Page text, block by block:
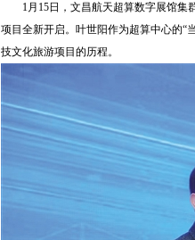
1月15日，文昌航天超算数字展馆集
项目全新开启。叶世阳作为超算中心的“
技文化旅游项目的历程。